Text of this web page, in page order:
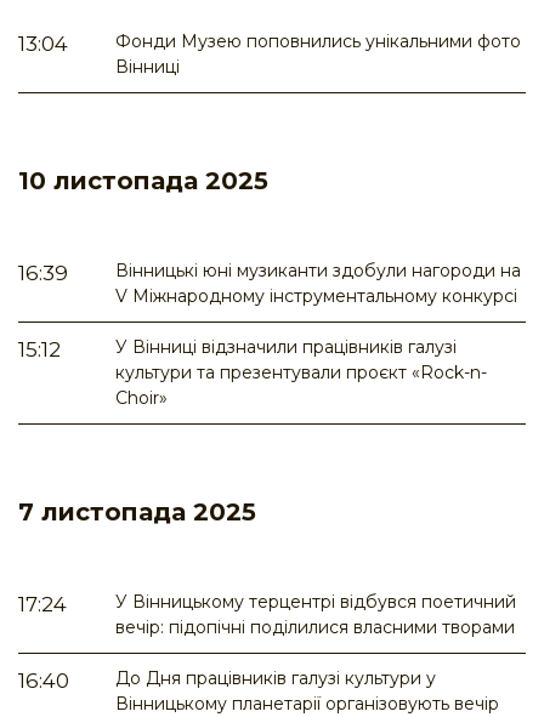
13:04
Фонди Музею поповнились унікальними фото
Вінниці
10 листопада 2025
16:39
Вінницькі юні музиканти здобули нагороди на
V Міжнародному інструментальному конкурсі
15:12
У Вінниці відзначили працівників галузі
культури та презентували проєкт «Rock-n-
Choir»
7 листопада 2025
17:24
У Вінницькому терцентрі відбувся поетичний
вечір: підопічні поділилися власними творами
16:40
До Дня працівників галузі культури у
Вінницькому планетарії організовують вечір